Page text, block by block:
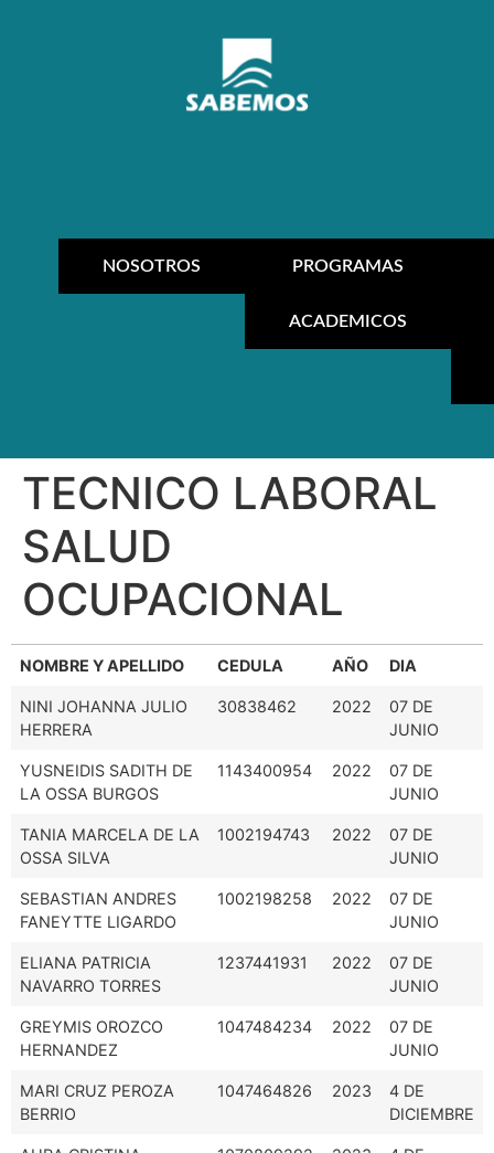
NOSOTROS PROGRAMAS
ACADEMICOS
TECNICO LABORAL
SALUD
OCUPACIONAL
NOMBRE Y APELLIDO CEDULA AÑO DIA
NINI JOHANNA JULIO
HERRERA
30838462 2022
07 DE
JUNIO
YUSNEIDIS SADITH DE
LA OSSA BURGOS
1143400954 2022
07 DE
JUNIO
TANIA MARCELA DE LA
OSSA SILVA
1002194743 2022
07 DE
JUNIO
SEBASTIAN ANDRES
FANEYTTE LIGARDO
1002198258 2022
07 DE
JUNIO
ELIANA PATRICIA
NAVARRO TORRES
1237441931 2022
07 DE
JUNIO
GREYMIS OROZCO
HERNANDEZ
1047484234 2022
07 DE
JUNIO
MARI CRUZ PEROZA
BERRIO
1047464826 2023
4 DE
DICIEMBRE